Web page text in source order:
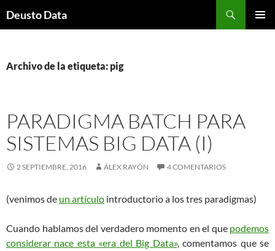
Deusto Data
Archivo de la etiqueta: pig
PARADIGMA BATCH PARA
SISTEMAS BIG DATA (I)
2 SEPTIEMBRE, 2016 ÁLEX RAYÓN 4 COMENTARIOS
(venimos de un artículo introductorio a los tres paradigmas)
Cuando hablamos del verdadero momento en el que podemos
considerar nace esta «era del Big Data», comentamos que se